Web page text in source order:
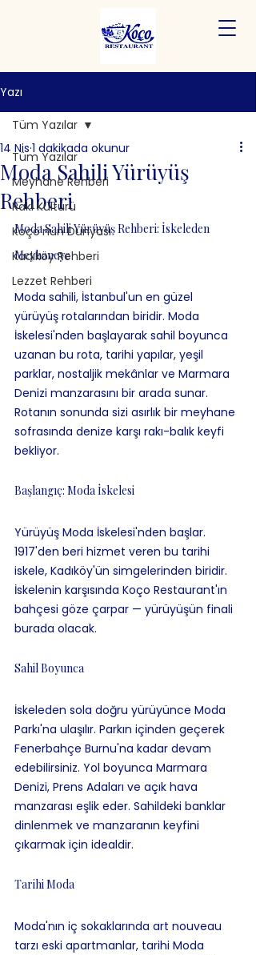
Yazı
Tüm Yazılar
Meyhane Rehberi
Rakı Kültürü
Koço'nun Dünyası
Kadıköy Rehberi
Lezzet Rehberi
Tüm Yazılar
Moda Sahili Yürüyüş
Rehberi
14 Nis 1 dakikada okunur
Moda Sahili Yürüyüş Rehberi: İskeleden
Meyhaneye
Moda sahili, İstanbul'un en güzel
yürüyüş rotalarından biridir. Moda
İskelesi'nden başlayarak sahil boyunca
uzanan bu rota, tarihi yapılar, yeşil
parklar, nostaljik mekânlar ve Marmara
Denizi manzarasını bir arada sunar.
Rotanın sonunda sizi asırlık bir meyhane
sofrasında denize karşı rakı-balık keyfi
bekliyor.
Başlangıç: Moda İskelesi
Yürüyüş Moda İskelesi'nden başlar.
1917'den beri hizmet veren bu tarihi
iskele, Kadıköy'ün simgelerinden biridir.
İskelenin karşısında Koço Restaurant'ın
bahçesi göze çarpar — yürüyüşün finali
burada olacak.
Sahil Boyunca
İskeleden sola doğru yürüyünce Moda
Parkı'na ulaşılır. Parkın içinden geçerek
Fenerbahçe Burnu'na kadar devam
edebilirsiniz. Yol boyunca Marmara
Denizi, Prens Adaları ve açık hava
manzarası eşlik eder. Sahildeki banklar
dinlenmek ve manzaranın keyfini
çıkarmak için idealdir.
Tarihi Moda
Moda'nın iç sokaklarında art nouveau
tarzı eski apartmanlar, tarihi Moda